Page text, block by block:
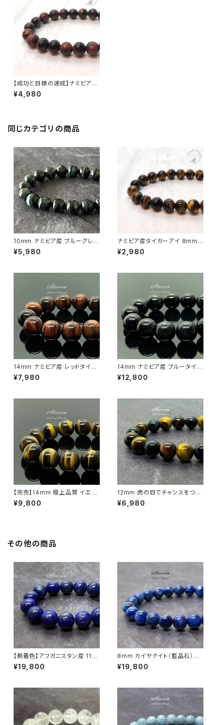
【成功と目標の達成】ナミビア産
レッドタイガーアイ 8mm珠ブレ
スレット
¥4,980
同じカテゴリの商品
10mm ナミビア産 ブルーグレー
タイガーアイ（虎目石） ブレスレ
ット
¥5,980
ナミビア産タイガーアイ 8mm
珠ブレスレット
¥2,980
14mm ナミビア産 レッドタイガ
ーアイ（虎目石） ブレスレット
¥7,980
14mm ナミビア産 ブルータイガ
ーアイ（虎目石） ブレスレット
¥12,800
【完売】14mm 極上品質 イエロ
ータイガーアイ（虎目石） ブレス
レット
¥9,800
12mm 虎の目でチャンスをつか
む 3色タイガーアイ ブレスレッ
ト
¥6,980
その他の商品
【無着色】アフガニスタン産 11ｍ
ｍラピズラズリ ブレスレット
¥19,800
8mm カイヤナイト（藍晶石）ブ
レスレット
¥19,800